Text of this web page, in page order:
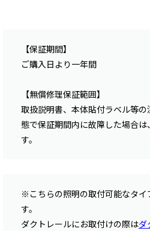
【保証期間】
ご購入日より一年間
【無償修理保証範囲】
取扱説明書、本体貼付ラベル等
態で保証期間内に故障した場合
す。
※こちらの照明の取付可能なタイ
す。
ダクトレールにお取付けの際はダ